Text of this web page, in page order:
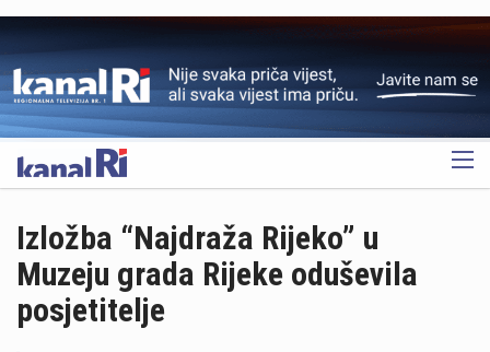
OGLAS
Izložba “Najdraža Rijeko” u
Muzeju grada Rijeke oduševila
posjetitelje